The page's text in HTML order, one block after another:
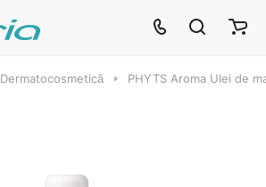
Dermatocosmetică PHYTS Aroma Ulei de